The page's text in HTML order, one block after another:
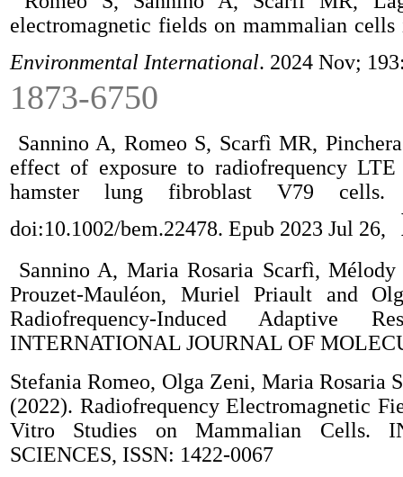
electromagnetic fields on mammalian
Environmental International. 2024 Nov;
1873-6750
Sannino A, Romeo S, Scarfì MR,
effect of exposure to radiofrequency
hamster lung fibroblast V79
doi:10.1002/bem.22478. Epub 2023 Jul 26,
Sannino A, Maria Rosaria Scarfì, Mélody
Prouzet-Mauléon, Muriel Priault and
Radiofrequency-Induced Adaptive
INTERNATIONAL JOURNAL OF
Stefania Romeo, Olga Zeni, Maria
(2022). Radiofrequency Electromagnetic
Vitro Studies on Mammalian Cells.
SCIENCES, ISSN: 1422-0067